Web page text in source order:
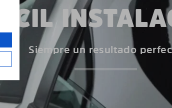
FÁCIL
Siempre un resultado